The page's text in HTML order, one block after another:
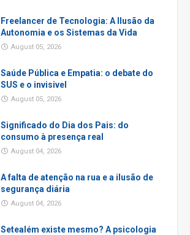
Freelancer de Tecnologia: A Ilusão da
Autonomia e os Sistemas da Vida
August 05, 2026
Saúde Pública e Empatia: o debate do
SUS e o invisivel
August 05, 2026
Significado do Dia dos Pais: do
consumo à presença real
August 04, 2026
A falta de atenção na rua e a ilusão de
segurança diária
August 04, 2026
Setealém existe mesmo? A psicologia